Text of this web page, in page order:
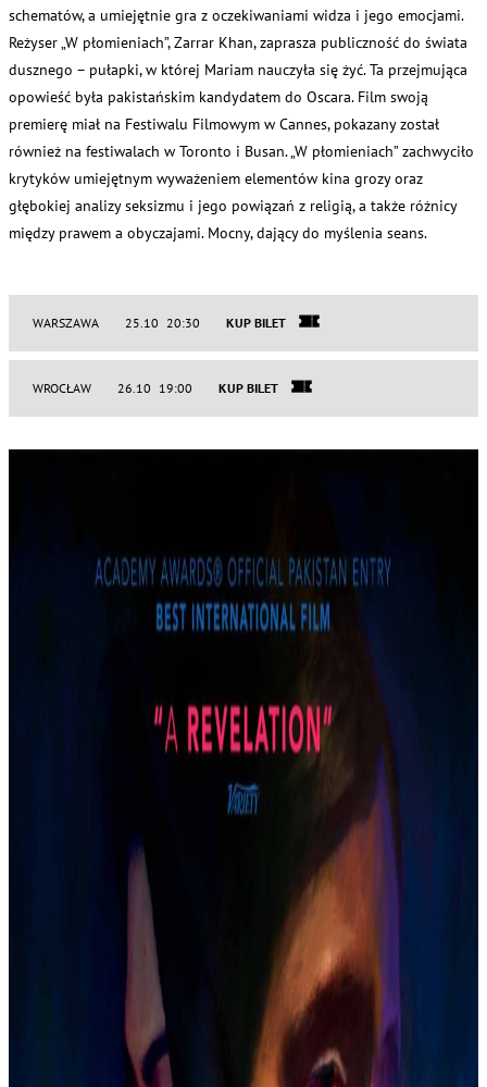
schematów, a umiejętnie gra z oczekiwaniami widza i jego emocjami.
Reżyser „W płomieniach”, Zarrar Khan, zaprasza publiczność do świata
dusznego – pułapki, w której Mariam nauczyła się żyć. Ta przejmująca
opowieść była pakistańskim kandydatem do Oscara. Film swoją
premierę miał na Festiwalu Filmowym w Cannes, pokazany został
również na festiwalach w Toronto i Busan. „W płomieniach” zachwyciło
krytyków umiejętnym wyważeniem elementów kina grozy oraz
głębokiej analizy seksizmu i jego powiązań z religią, a także różnicy
między prawem a obyczajami. Mocny, dający do myślenia seans.
WARSZAWA 25.10 20:30 KUP BILET
WROCŁAW 26.10 19:00 KUP BILET